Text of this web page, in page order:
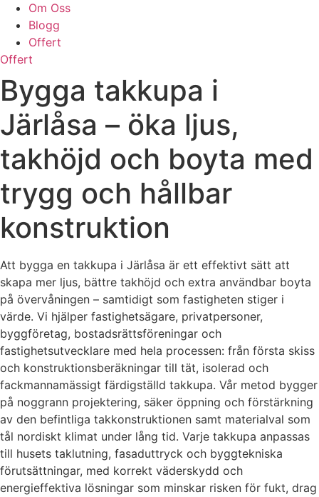
Om Oss
Blogg
Offert
Offert
Bygga takkupa i
Järlåsa – öka ljus,
takhöjd och boyta med
trygg och hållbar
konstruktion
Att bygga en takkupa i Järlåsa är ett effektivt sätt att
skapa mer ljus, bättre takhöjd och extra användbar boyta
på övervåningen – samtidigt som fastigheten stiger i
värde. Vi hjälper fastighetsägare, privatpersoner,
byggföretag, bostadsrättsföreningar och
fastighetsutvecklare med hela processen: från första skiss
och konstruktionsberäkningar till tät, isolerad och
fackmannamässigt färdigställd takkupa. Vår metod bygger
på noggrann projektering, säker öppning och förstärkning
av den befintliga takkonstruktionen samt materialval som
tål nordiskt klimat under lång tid. Varje takkupa anpassas
till husets taklutning, fasaduttryck och byggtekniska
förutsättningar, med korrekt väderskydd och
energieffektiva lösningar som minskar risken för fukt, drag